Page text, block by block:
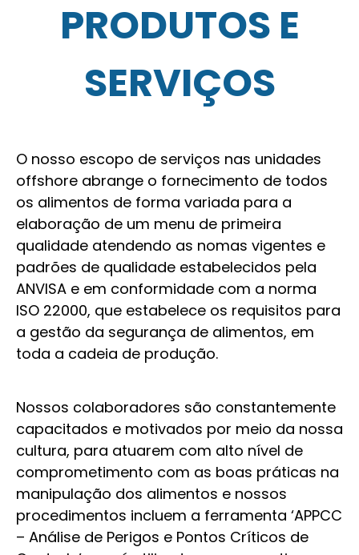
PRODUTOS E
SERVIÇOS
O nosso escopo de serviços nas unidades
offshore abrange o fornecimento de todos
os alimentos de forma variada para a
elaboração de um menu de primeira
qualidade atendendo as nomas vigentes e
padrões de qualidade estabelecidos pela
ANVISA e em conformidade com a norma
ISO 22000, que estabelece os requisitos para
a gestão da segurança de alimentos, em
toda a cadeia de produção.
Nossos colaboradores são constantemente
capacitados e motivados por meio da nossa
cultura, para atuarem com alto nível de
comprometimento com as boas práticas na
manipulação dos alimentos e nossos
procedimentos incluem a ferramenta ‘APPCC
– Análise de Perigos e Pontos Críticos de